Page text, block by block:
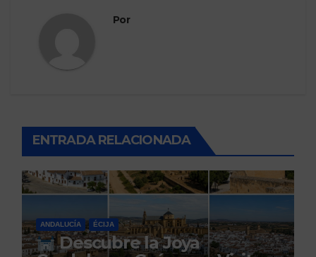
Por
ENTRADA RELACIONADA
ANDALUCÍA ÉCIJA
Descubre la Joya